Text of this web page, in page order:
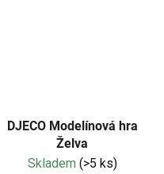
DJECO Modelínová hra
Želva
Skladem (>5 ks)